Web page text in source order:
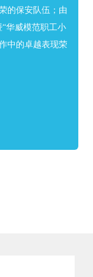
的保安队伍；由
华威模范职工小
中的卓越表现荣